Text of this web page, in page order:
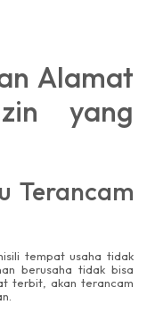
Alamat
yang
Terancam
tempat usaha tidak
berusaha tidak bisa
terbit, akan terancam